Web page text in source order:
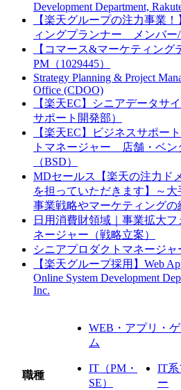
Development Department,
【楽天グループの注力事業
ィングプランナー メンバー
【コマース&マーケティング
PM（1029445）
Strategy Planning & Project
Office (CDOO)
【楽天EC】シニアデータサ
サポート開発部）
【楽天EC】ビジネスサポー
トマネージャー 店舗・ベン
（BSD）
MDセールス【楽天の注力ド
を担っていただきます】～大
事業戦略やマーケティング
日用消費財領域｜事業拡大
ネージャー（戦略立案）
シニアプロダクトマネージャ
【楽天グループ採用】Web
Online System Development
Inc.
職種
WEB・アプリ・
ム
IT（PM・
SE）
IT系
ー